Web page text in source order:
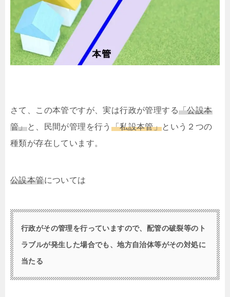
さて、この本管ですが、実は行政が管理する「公設本
管」と、民間が管理を行う 「私設本管」という２つの
種類が存在しています。
公設本管については
行政がその管理を行っていますので、配管の破裂等のト
ラブルが発生した場合でも、地方自治体等がその対処に
当たる